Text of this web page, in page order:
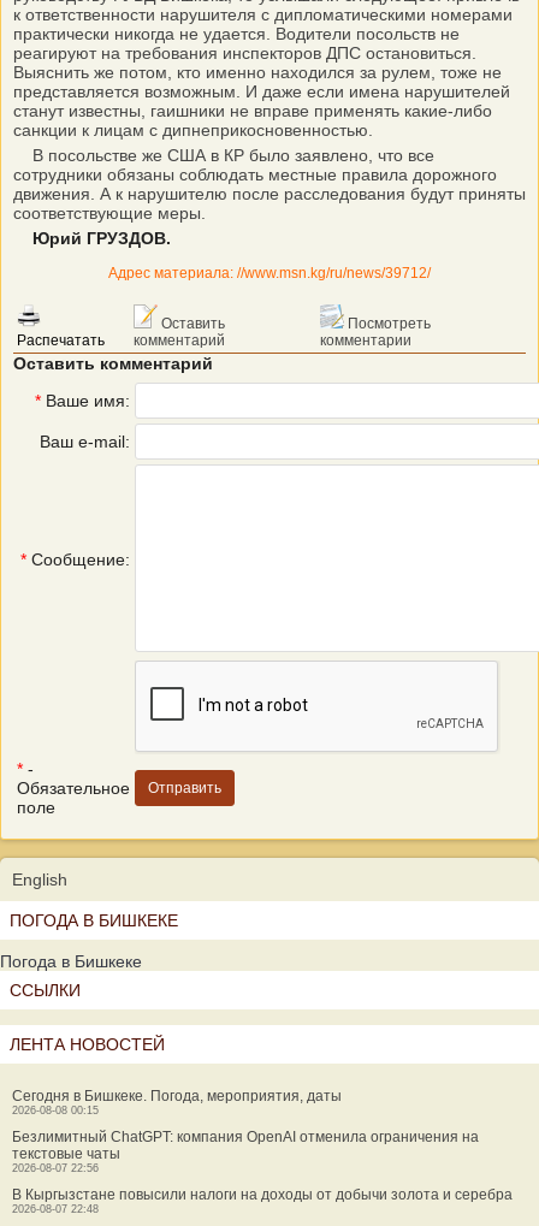
к ответственности нарушителя с дипломатическими но­мерами
практически никогда не удается. Водители посольств не
реагируют на требования инспекторов ДПС остановиться.
Выяснить же потом, кто именно находился за рулем, тоже не
представляется возможным. И даже если имена нарушителей
станут известны, гаишники не вправе применять какие-либо
санкции к лицам с дипнеприкосновенностью.
В посольстве же США в КР было заявлено, что все
сотрудники обязаны соблюдать местные правила дорожного
движения. А к нарушителю после расследования будут приняты
соответствующие меры.
Юрий ГРУЗДОВ.
Адрес материала: //www.msn.kg/ru/news/39712/
Распечатать
Оставить
комментарий
Посмотреть
комментарии
Оставить комментарий
* Ваше имя:
Ваш e-mail:
* Сообщение:
* -
Обязательное
поле
English
ПОГОДА В БИШКЕКЕ
Погода в Бишкеке
ССЫЛКИ
ЛЕНТА НОВОСТЕЙ
Сегодня в Бишкеке. Погода, мероприятия, даты
2026-08-08 00:15
Безлимитный ChatGPT: компания OpenAI отменила ограничения на
текстовые чаты
2026-08-07 22:56
В Кыргызстане повысили налоги на доходы от добычи золота и серебра
2026-08-07 22:48